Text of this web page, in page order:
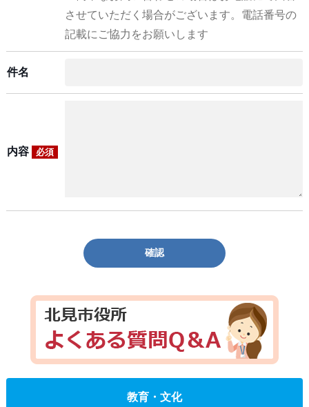
させていただく場合がございます。電話番号の
記載にご協力をお願いします
件名
内容 必須
確認
教育・文化